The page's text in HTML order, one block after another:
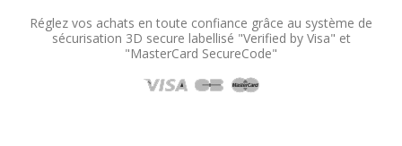
Réglez vos achats en toute confiance grâce au système de
sécurisation 3D secure labellisé "Verified by Visa" et
"MasterCard SecureCode"